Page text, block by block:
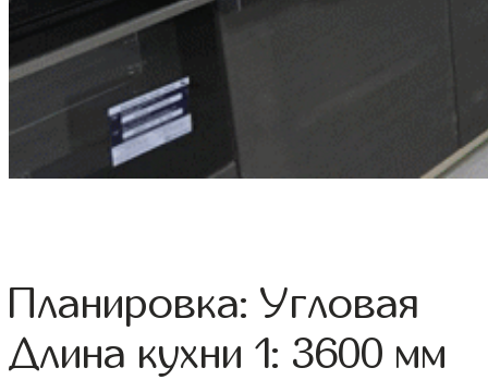
Планировка: Угловая
Длина кухни 1: 3600 мм